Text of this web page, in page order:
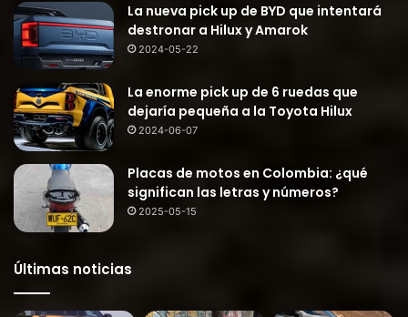
La nueva pick up de BYD que intentará
destronar a Hilux y Amarok
2024-05-22
La enorme pick up de 6 ruedas que
dejaría pequeña a la Toyota Hilux
2024-06-07
Placas de motos en Colombia: ¿qué
significan las letras y números?
2025-05-15
Últimas noticias